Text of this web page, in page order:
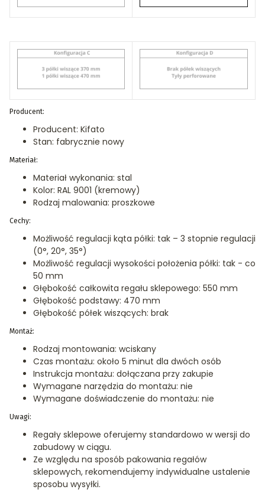
Producent:
Producent: Kifato
Stan: fabrycznie nowy
Materiał:
Materiał wykonania: stal
Kolor: RAL 9001 (kremowy)
Rodzaj malowania: proszkowe
Cechy:
Możliwość regulacji kąta półki: tak – 3 stopnie regulacji
(0°, 20°, 35°)
Możliwość regulacji wysokości położenia półki: tak - co
50 mm
Głębokość całkowita regału sklepowego: 550 mm
Głębokość podstawy: 470 mm
Głębokość półek wiszących: brak
Montaż:
Rodzaj montowania: wciskany
Czas montażu: około 5 minut dla dwóch osób
Instrukcja montażu: dołączana przy zakupie
Wymagane narzędzia do montażu: nie
Wymagane doświadczenie do montażu: nie
Uwagi:
Regały sklepowe oferujemy standardowo w wersji do
zabudowy w ciągu.
Ze względu na sposób pakowania regałów
sklepowych, rekomendujemy indywidualne ustalenie
sposobu wysyłki.